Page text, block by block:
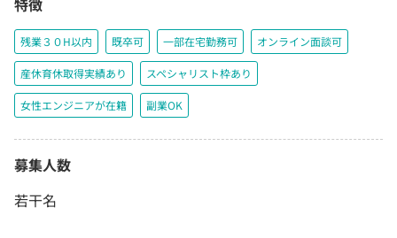
特徴
残業３０H以内 既卒可 一部在宅勤務可 オンライン面談可
産休育休取得実績あり スペシャリスト枠あり
女性エンジニアが在籍 副業OK
募集人数
若干名